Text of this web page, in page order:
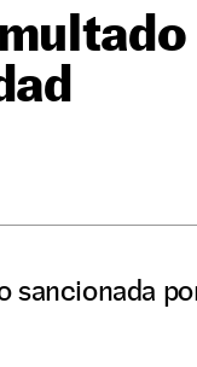
sancionada